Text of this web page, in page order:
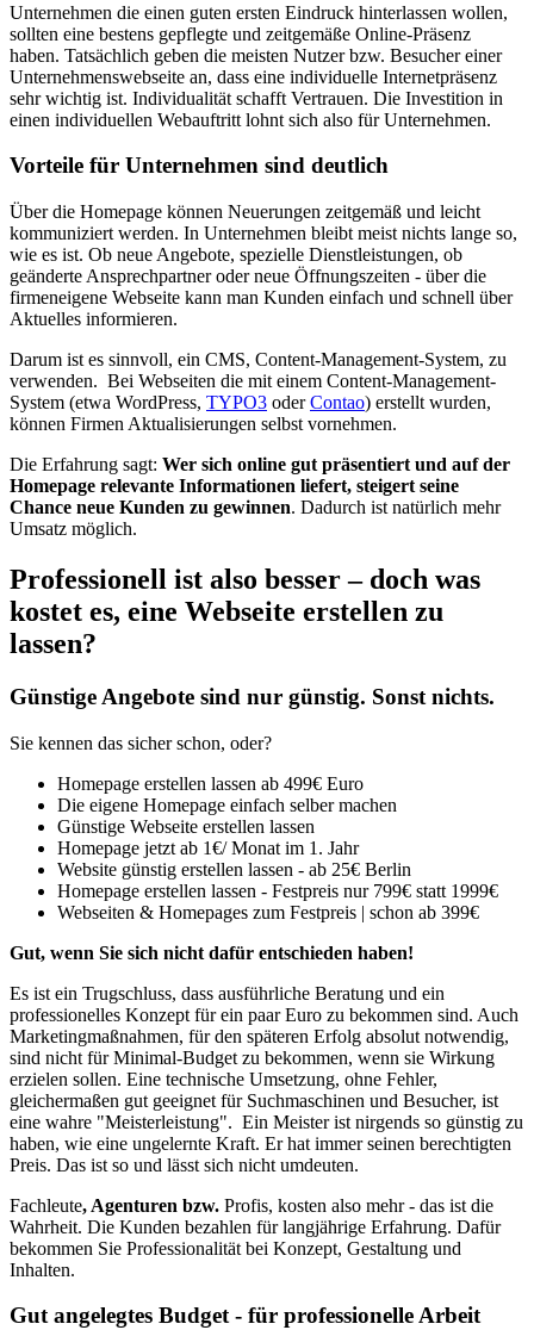
Unternehmen die einen guten ersten Eindruck hinterlassen wollen,
sollten eine bestens gepflegte und zeitgemäße Online-Präsenz
haben. Tatsächlich geben die meisten Nutzer bzw. Besucher einer
Unternehmenswebseite an, dass eine individuelle Internetpräsenz
sehr wichtig ist. Individualität schafft Vertrauen. Die Investition in
einen individuellen Webauftritt lohnt sich also für Unternehmen.
Vorteile für Unternehmen sind deutlich
Über die Homepage können Neuerungen zeitgemäß und leicht
kommuniziert werden. In Unternehmen bleibt meist nichts lange so,
wie es ist. Ob neue Angebote, spezielle Dienstleistungen, ob
geänderte Ansprechpartner oder neue Öffnungszeiten - über die
firmeneigene Webseite kann man Kunden einfach und schnell über
Aktuelles informieren.
Darum ist es sinnvoll, ein CMS, Content-Management-System, zu
verwenden. Bei Webseiten die mit einem Content-Management-
System (etwa WordPress, TYPO3 oderContao) erstellt wurden,
können Firmen Aktualisierungen selbst vornehmen.
Die Erfahrung sagt: Wer sich online gut präsentiert und auf der
Homepage relevante Informationen liefert, steigert seine
Chance neue Kunden zu gewinnen. Dadurch ist natürlich mehr
Umsatz möglich.
Professionell ist also besser – doch was
kostet es, eine Webseite erstellen zu
lassen?
Günstige Angebote sind nur günstig. Sonst nichts.
Sie kennen das sicher schon, oder?
Homepage erstellen lassen ab 499€ Euro
Die eigene Homepage einfach selber machen
Günstige Webseite erstellen lassen
Homepage jetzt ab 1€/ Monat im 1. Jahr
Website günstig erstellen lassen - ab 25€ Berlin
Homepage erstellen lassen - Festpreis nur 799€ statt 1999€
Webseiten & Homepages zum Festpreis | schon ab 399€
Gut, wenn Sie sich nicht dafür entschieden haben!
Es ist ein Trugschluss, dass ausführliche Beratung und ein
professionelles Konzept für ein paar Euro zu bekommen sind. Auch
Marketingmaßnahmen, für den späteren Erfolg absolut notwendig,
sind nicht für Minimal-Budget zu bekommen, wenn sie Wirkung
erzielen sollen. Eine technische Umsetzung, ohne Fehler,
gleichermaßen gut geeignet für Suchmaschinen und Besucher, ist
eine wahre "Meisterleistung". Ein Meister ist nirgends so günstig zu
haben, wie eine ungelernte Kraft. Er hat immer seinen berechtigten
Preis. Das ist so und lässt sich nicht umdeuten.
Fachleute, Agenturen bzw. Profis, kosten also mehr - das ist die
Wahrheit. Die Kunden bezahlen für langjährige Erfahrung. Dafür
bekommen Sie Professionalität bei Konzept, Gestaltung und
Inhalten.
Gut angelegtes Budget - für professionelle Arbeit